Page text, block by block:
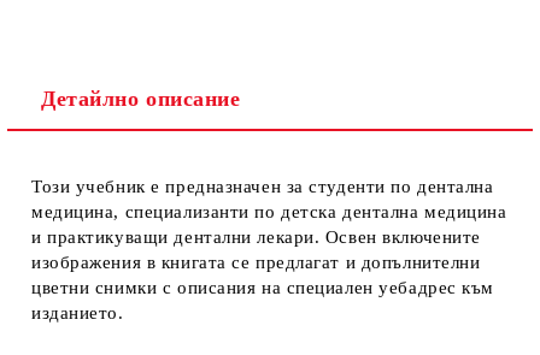
Детайлно описание
Този учебник е предназначен за студенти по дентална
медицина, специализанти по детска дентална медицина
и практикуващи дентални лекари. Освен включените
изображения в книгата се предлагат и допълнителни
цветни снимки с описания на специален уебадрес към
изданието.